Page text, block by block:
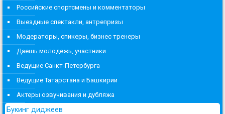
Российские спортсмены и комментаторы
Выездные спектакли, антрепризы
Модераторы, спикеры, бизнес тренеры
Даешь молодежь, участники
Ведущие Санкт-Петербурга
Ведущие Татарстана и Башкирии
Актеры озвучивания и дубляжа
Букинг диджеев